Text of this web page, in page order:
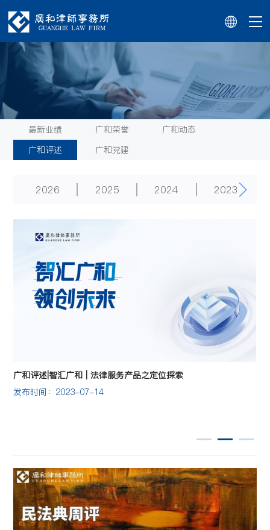
最新业绩 广和荣誉
广和动态
广和评述
广和党建
2026 2025 2024 2023
广和评述|智汇广和 | 法律服务产品之定位探索
发布时间：2023-07-14